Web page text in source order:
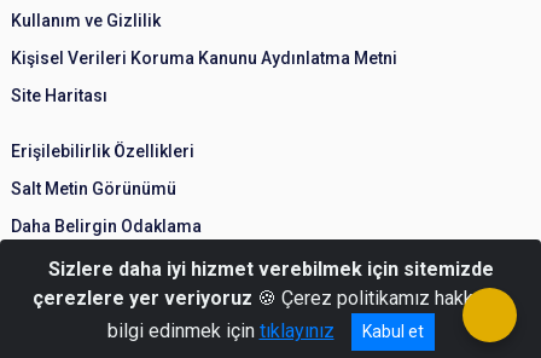
Kullanım ve Gizlilik
Kişisel Verileri Koruma Kanunu Aydınlatma Metni
Site Haritası
Erişilebilirlik Özellikleri
Salt Metin Görünümü
Daha Belirgin Odaklama
© Türkiye Cumhuriyeti İçişleri Bakanlığı
Sizlere daha iyi hizmet verebilmek için sitemizde
çerezlere yer veriyoruz 🍪 Çerez politikamız hakkında
bilgi edinmek için tıklayınız Kabul et